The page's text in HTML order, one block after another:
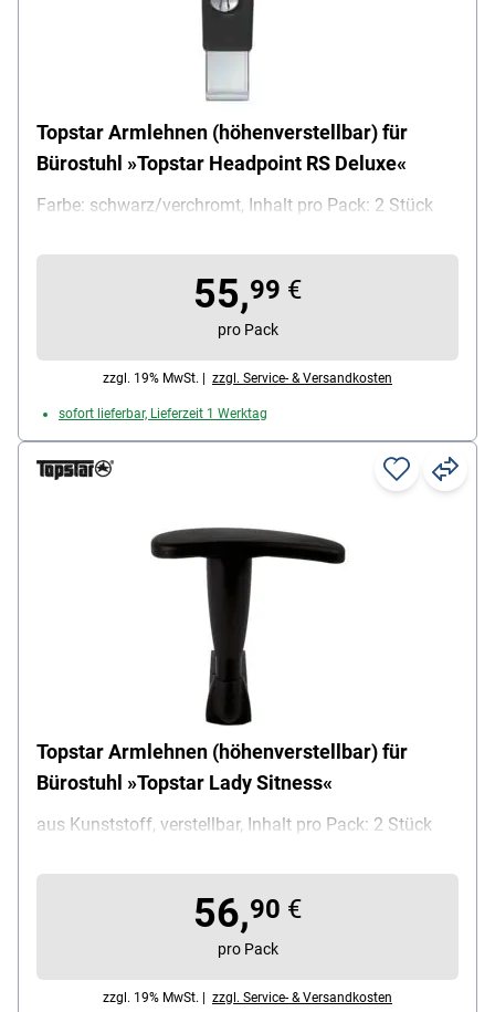
Topstar Armlehnen (höhenverstellbar) für
Bürostuhl »Topstar Headpoint RS Deluxe«
Farbe: schwarz/verchromt, Inhalt pro Pack: 2 Stück
55,99 €
pro Pack
zzgl. 19% MwSt. | zzgl. Service- & Versandkosten
sofort lieferbar, Lieferzeit 1 Werktag
Topstar Armlehnen (höhenverstellbar) für
Bürostuhl »Topstar Lady Sitness«
aus Kunststoff, verstellbar, Inhalt pro Pack: 2 Stück
56,90 €
pro Pack
zzgl. 19% MwSt. | zzgl. Service- & Versandkosten